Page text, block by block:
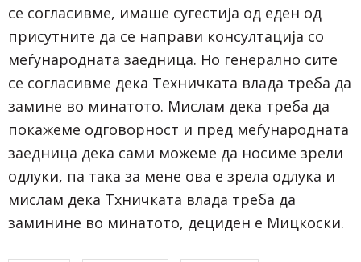
се согласивме, имаше сугестија од еден од
присутните да се направи консултација со
меѓународната заедница. Но генерално сите
се согласивме дека Техничката влада треба да
замине во минатото. Мислам дека треба да
покажеме одговорност и пред меѓународната
заедница дека сами можеме да носиме зрели
одлуки, па така за мене ова е зрела одлука и
мислам дека Тхничката влада треба да
заминине во минатото, дециден е Мицкоски.